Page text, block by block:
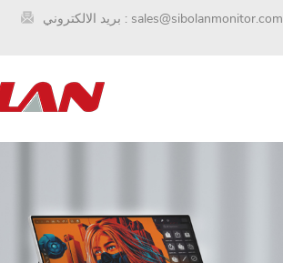
بريد الالكتروني : sales@sibolanmonitor.com